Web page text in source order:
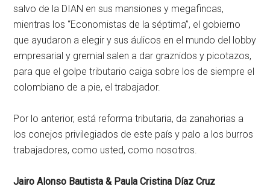
salvo de la DIAN en sus mansiones y megafincas,
mientras los “Economistas de la séptima”, el gobierno
que ayudaron a elegir y sus áulicos en el mundo del lobby
empresarial y gremial salen a dar graznidos y picotazos,
para que el golpe tributario caiga sobre los de siempre el
colombiano de a pie, el trabajador.
Por lo anterior, está reforma tributaria, da zanahorias a
los conejos privilegiados de este país y palo a los burros
trabajadores, como usted, como nosotros.
Jairo Alonso Bautista & Paula Cristina Díaz Cruz